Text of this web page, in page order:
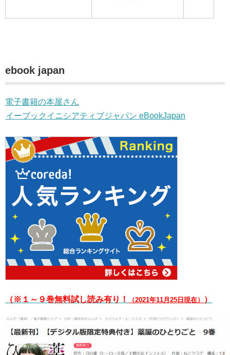
ebook japan
電子書籍の本屋さん
イーブックイニシアティブジャパン eBookJapan
（※１～９巻無料試し読み有り！ （2021年11月25日現在） ）